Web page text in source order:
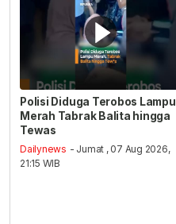
Polisi Diduga Terobos Lampu
Merah Tabrak Balita hingga
Tewas
Dailynews - Jumat , 07 Aug 2026,
21:15 WIB